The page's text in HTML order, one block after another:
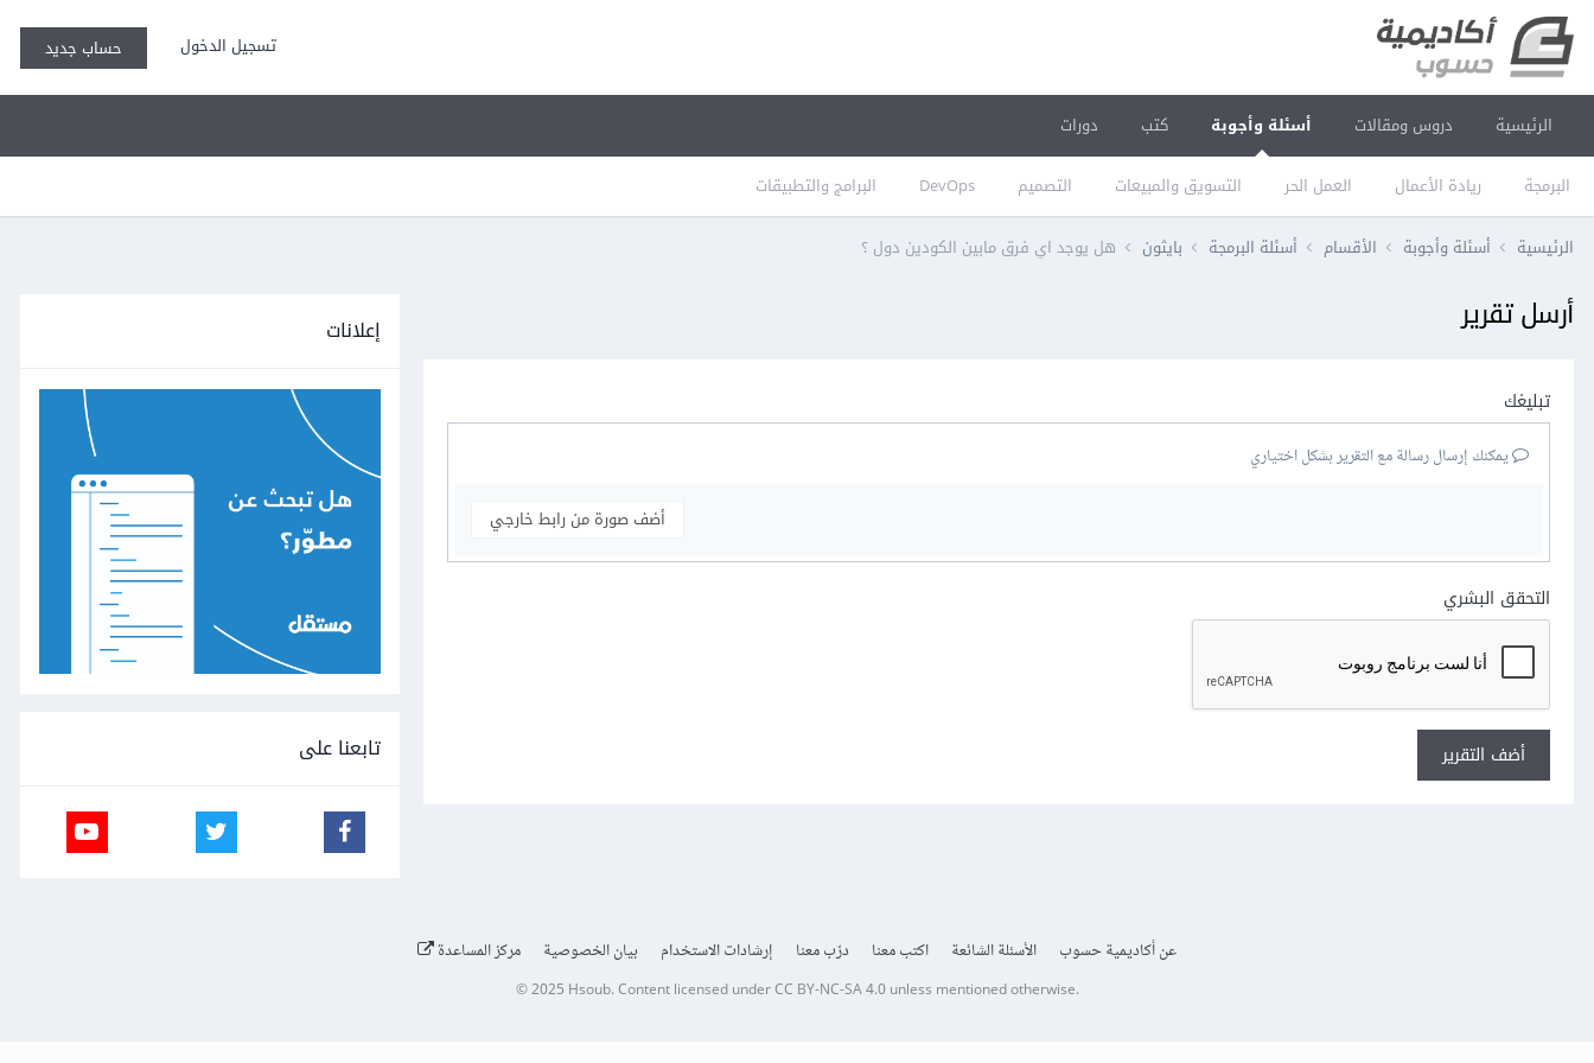
تسجيل الدخول حساب جديد
الرئيسية دروس ومقالات أسئلة وأجوبة
البرمجة ريادة الأعمال العمل الحر التسويق والمبيعات التصميم DevOps البرامج والتطبيقات
كتب دورات
الرئيسية أسئلة وأجوبة الأقسام أسئلة البرمجة بايثون هل يوجد اي فرق مابين الكودين دول ؟
أرسل تقرير
تبليغك
يمكنك إرسال رسالة مع التقرير بشكل اختياري
أضف صورة من رابط خارجي
التحقق البشري
أضف التقرير
إعلانات
تابعنا على
عن أكاديمية حسوب الأسئلة الشائعة اكتب معنا درّب معنا إرشادات الاستخدام بيان الخصوصية مركز المساعدة
© 2025 Hsoub.Content licensed underCC BY-NC-SA 4.0unless mentioned otherwise.